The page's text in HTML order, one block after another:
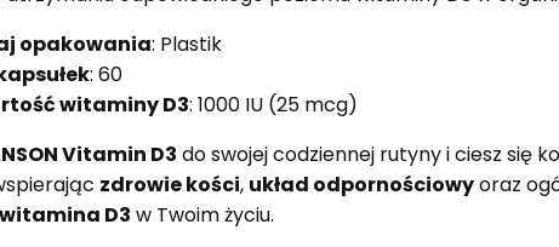
opakowania: Plastik
: 60
witaminy D3: 1000 IU (25 mcg)
Vitamin D3 do swojej codziennej rutyny i ciesz się
zdrowie kości, układ odpornościowyoraz
witamina D3 w Twoim życiu.